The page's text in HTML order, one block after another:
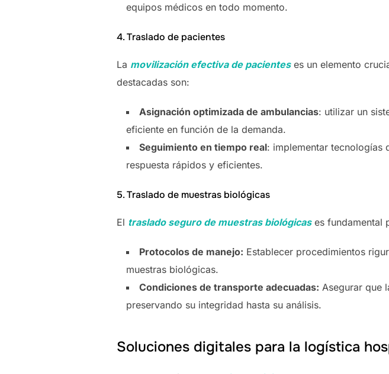
equipos médicos en todo momento.
4. Traslado de pacientes
La movilización efectiva de pacienteses un elemento
destacadas son:
Asignación optimizada de ambulancias: utilizar un
eficiente en función de la demanda.
Seguimiento en tiempo real: implementar tecnologías
respuesta rápidos y eficientes.
5. Traslado de muestras biológicas
El traslado seguro de muestras biológicases fundamental
Protocolos de manejo: Establecer procedimientos
muestras biológicas.
Condiciones de transporte adecuadas: Asegurar que
preservando su integridad hasta su análisis.
Soluciones digitales para la logística